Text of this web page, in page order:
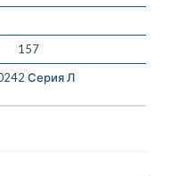
157
Серия Л